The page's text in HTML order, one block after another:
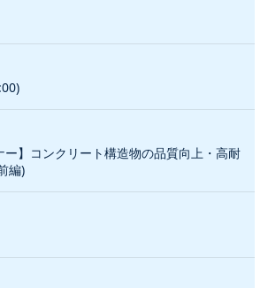
ー】コンクリート構造物の品質向上・高耐
編)